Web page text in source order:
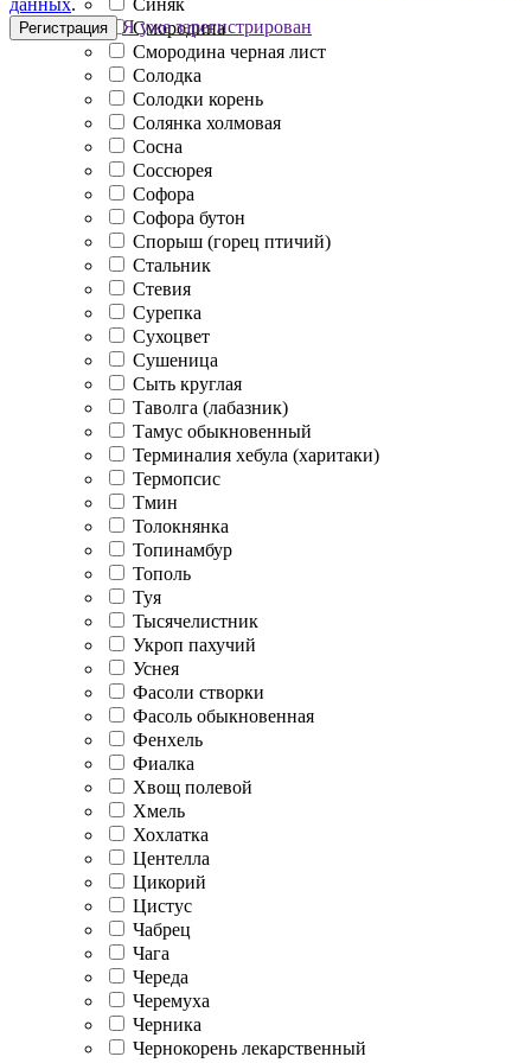
Смородина
Смородина черная лист
Солодка
Солодки корень
Солянка холмовая
Сосна
Соссюрея
Софора
Софора бутон
Спорыш (горец птичий)
Стальник
Стевия
Сурепка
Сухоцвет
Сушеница
Сыть круглая
Таволга (лабазник)
Тамус обыкновенный
Терминалия хебула (харитаки)
Термопсис
Тмин
Толокнянка
Топинамбур
Тополь
Туя
Тысячелистник
Укроп пахучий
Уснея
Фасоли створки
Фасоль обыкновенная
Фенхель
Фиалка
Хвощ полевой
Хмель
Хохлатка
Центелла
Цикорий
Цистус
Чабрец
Чага
Череда
Черемуха
Черника
Чернокорень лекарственный
Регистрация Я уже зарегистрирован